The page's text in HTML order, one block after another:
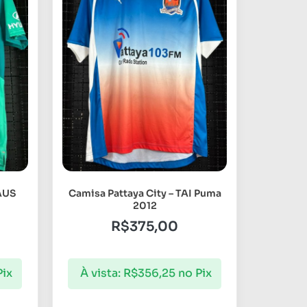
Camisa Pattaya City – TAI Puma
2012
R$375,00
À vista: R$356,25 no Pix